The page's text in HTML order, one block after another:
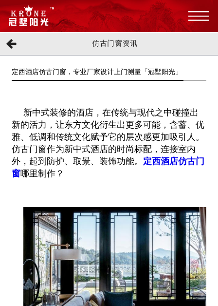
仿古门窗资讯
定西酒店仿古门窗，专业厂家设计上门测量「冠墅阳光」
新中式装修的酒店，在传统与现代之中碰撞出
新的活力，让东方文化衍生出更多可能，含蓄、优
雅、低调和传统文化赋予它的层次感更加吸引人。
仿古门窗作为新中式酒店的时尚标配，连接室内
外，起到防护、取景、装饰功能。 定西酒店仿古门
窗哪里制作？